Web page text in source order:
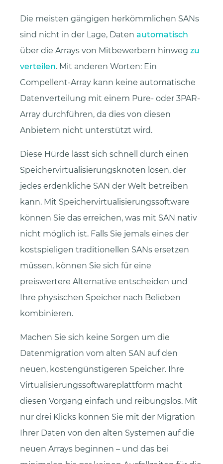
Die meisten gängigen herkömmlichen SANs
sind nicht in der Lage, Daten automatisch
über die Arrays von Mitbewerbern hinweg zu
verteilen. Mit anderen Worten: Ein
Compellent-Array kann keine automatische
Datenverteilung mit einem Pure- oder 3PAR-
Array durchführen, da dies von diesen
Anbietern nicht unterstützt wird.
Diese Hürde lässt sich schnell durch einen
Speichervirtualisierungsknoten lösen, der
jedes erdenkliche SAN der Welt betreiben
kann. Mit Speichervirtualisierungssoftware
können Sie das erreichen, was mit SAN nativ
nicht möglich ist. Falls Sie jemals eines der
kostspieligen traditionellen SANs ersetzen
müssen, können Sie sich für eine
preiswertere Alternative entscheiden und
Ihre physischen Speicher nach Belieben
kombinieren.
Machen Sie sich keine Sorgen um die
Datenmigration vom alten SAN auf den
neuen, kostengünstigeren Speicher. Ihre
Virtualisierungssoftwareplattform macht
diesen Vorgang einfach und reibungslos. Mit
nur drei Klicks können Sie mit der Migration
Ihrer Daten von den alten Systemen auf die
neuen Arrays beginnen – und das bei